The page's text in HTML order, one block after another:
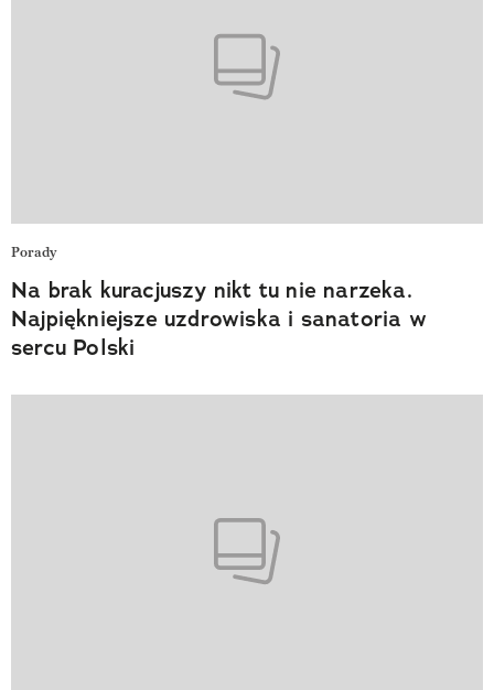
Porady
Na brak kuracjuszy nikt tu nie narzeka.
Najpiękniejsze uzdrowiska i sanatoria w
sercu Polski